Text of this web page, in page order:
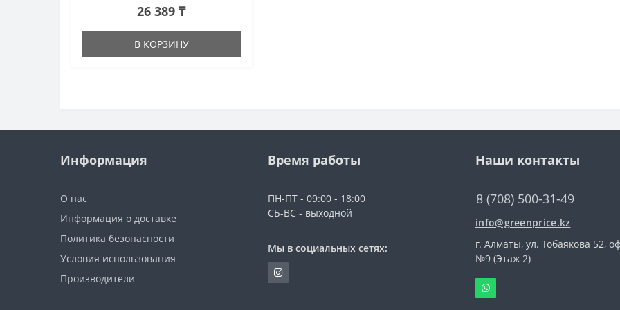
26 389 ₸
В КОРЗИНУ
Информация
О нас
Информация о доставке
Политика безопасности
Условия использования
Производители
Время работы
ПН-ПТ - 09:00 - 18:00
СБ-ВС - выходной
Мы в социальных сетях:
Наши контакты
8 (708) 500-31-49
info@greenprice.kz
г. Алматы, ул. Тобаякова 52,
№9 (Этаж 2)